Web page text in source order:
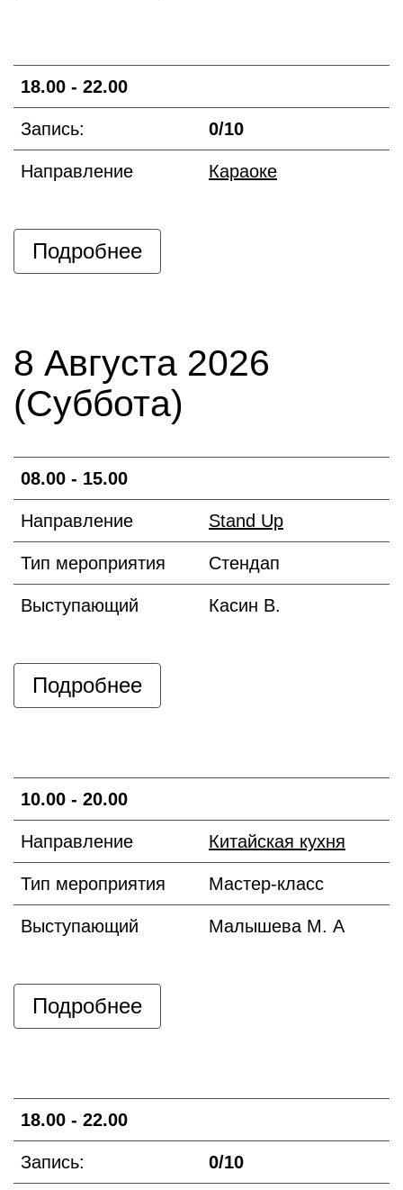
18.00 - 22.00
Запись: 0/10
Направление Караоке
Подробнее
8 Августа 2026
(Суббота)
08.00 - 15.00
Направление Stand Up
Тип мероприятия Стендап
Выступающий Касин В.
Подробнее
10.00 - 20.00
Направление Китайская кухня
Тип мероприятия Мастер-класс
Выступающий Малышева М. А
Подробнее
18.00 - 22.00
Запись: 0/10